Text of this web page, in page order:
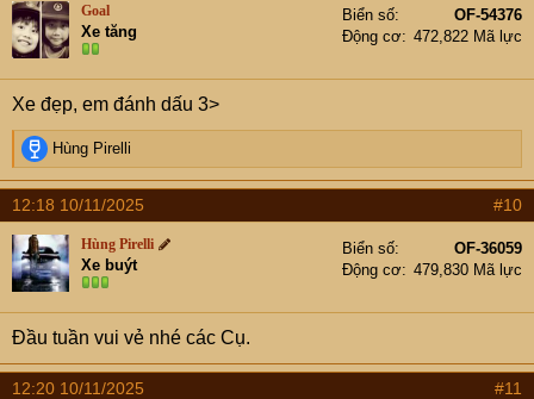
Goal
Xe tăng
Biển số
OF-54376
Động cơ
472,822 Mã lực
Xe đẹp, em đánh dấu 3>
R
e
a
c
t
i
o
n
s
:
Hùng Pirelli
12:18 10/11/2025 #10
Hùng Pirelli
Xe buýt
Biển số
OF-36059
Động cơ
479,830 Mã lực
Đầu tuần vui vẻ nhé các Cụ.
12:20 10/11/2025 #11